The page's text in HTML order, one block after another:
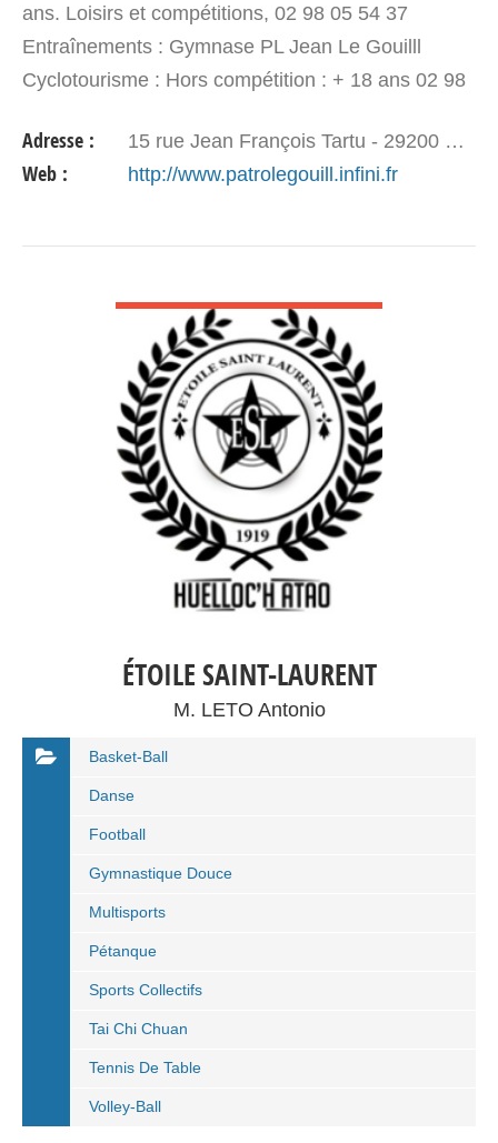
ans. Loisirs et compétitions, 02 98 05 54 37
Entraînements : Gymnase PL Jean Le Gouilll
Cyclotourisme : Hors compétition : + 18 ans 02 98
Training : Hors…
Adresse : 15 rue Jean François Tartu - 29200 BREST
Web : http://www.patrolegouill.infini.fr
ÉTOILE SAINT-LAURENT
M. LETO Antonio
Basket-Ball
Danse
Football
Gymnastique Douce
Multisports
Pétanque
Sports Collectifs
Tai Chi Chuan
Tennis De Table
Volley-Ball